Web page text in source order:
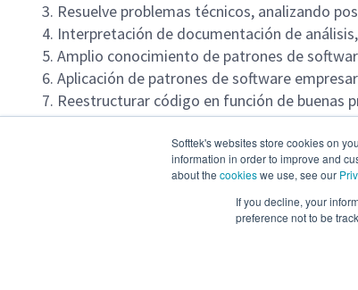
Softtek's websites store cookies on
information in order to improve and
about the cookieswe use, see our
If you decline, your
preference not to be
Resuelve problemas técnicos, analizando
Interpretación de documentación de
Amplio conocimiento de patrones de
Aplicación de patrones de software
Reestructurar código en función de buenas
Validar que las especificaciones técnicas
Diseñar, codificar y probar unitariamente
lunes a viernes - tiempo completo
presencial en CDMX (Reforma)